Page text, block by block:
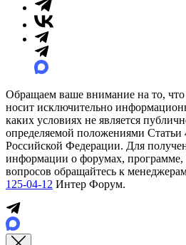
Обращаем ваше внимание на то,
носит исключительно
каких условиях не является
определяемой положениями Статьи
Российской Федерации. Для
информации о форумах, программе,
вопросов обращайтесь к
125-04-12 Интер Форум.